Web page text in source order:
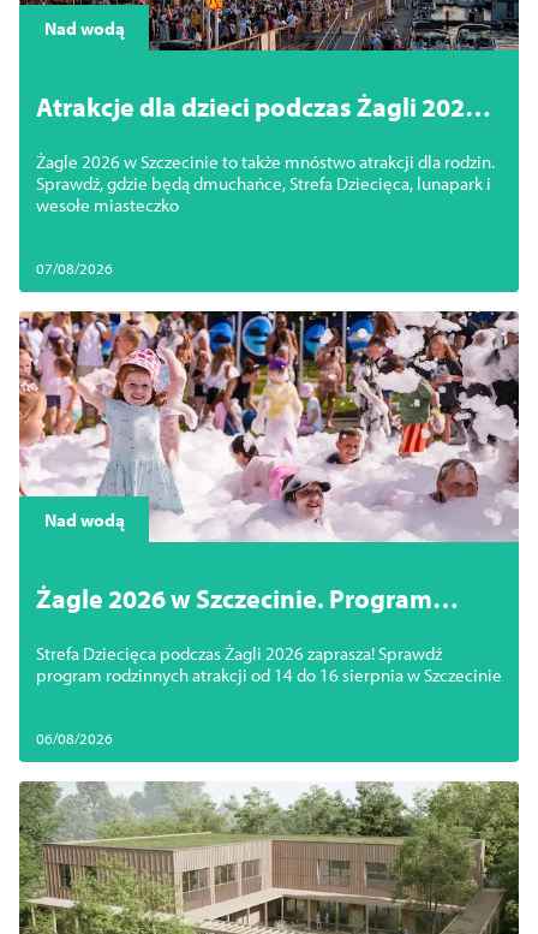
Nad wodą
Atrakcje dla dzieci podczas Żagli 2026.
Żagle 2026 w Szczecinie to także mnóstwo atrakcji dla rodzin.
Sprawdź, gdzie będą dmuchańce, Strefa Dziecięca, lunapark i
wesołe miasteczko
07/08/2026
Nad wodą
Żagle 2026 w Szczecinie. Program
Strefa Dziecięca podczas Żagli 2026 zaprasza! Sprawdź
program rodzinnych atrakcji od 14 do 16 sierpnia w Szczecinie
06/08/2026